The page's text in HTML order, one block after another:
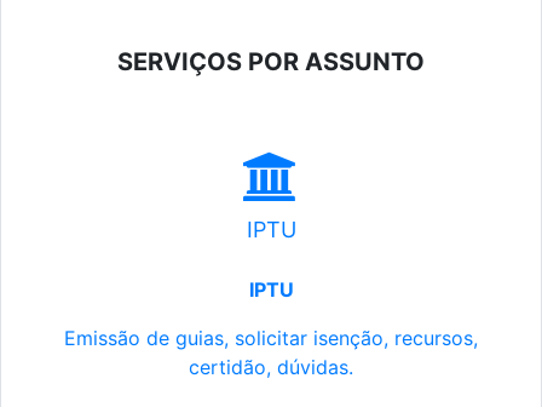
SERVIÇOS POR ASSUNTO
IPTU
IPTU
Emissão de guias, solicitar isenção, recursos,
certidão, dúvidas.